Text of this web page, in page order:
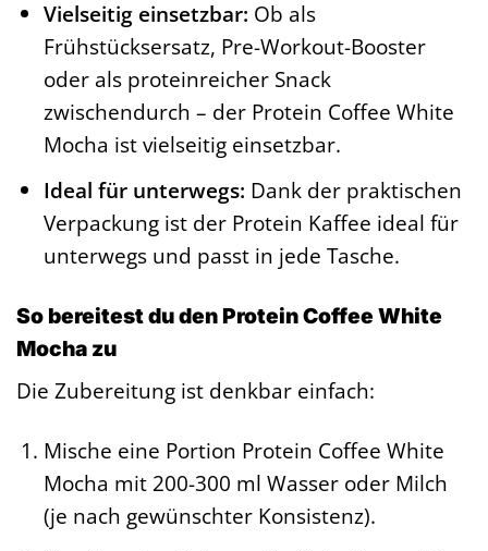
Vielseitig einsetzbar: Ob als
Frühstücksersatz, Pre-Workout-Booster
oder als proteinreicher Snack
zwischendurch – der Protein Coffee White
Mocha ist vielseitig einsetzbar.
Ideal für unterwegs: Dank der praktischen
Verpackung ist der Protein Kaffee ideal für
unterwegs und passt in jede Tasche.
So bereitest du den Protein Coffee White
Mocha zu
Die Zubereitung ist denkbar einfach:
Mische eine Portion Protein Coffee White
Mocha mit 200-300 ml Wasser oder Milch
(je nach gewünschter Konsistenz).